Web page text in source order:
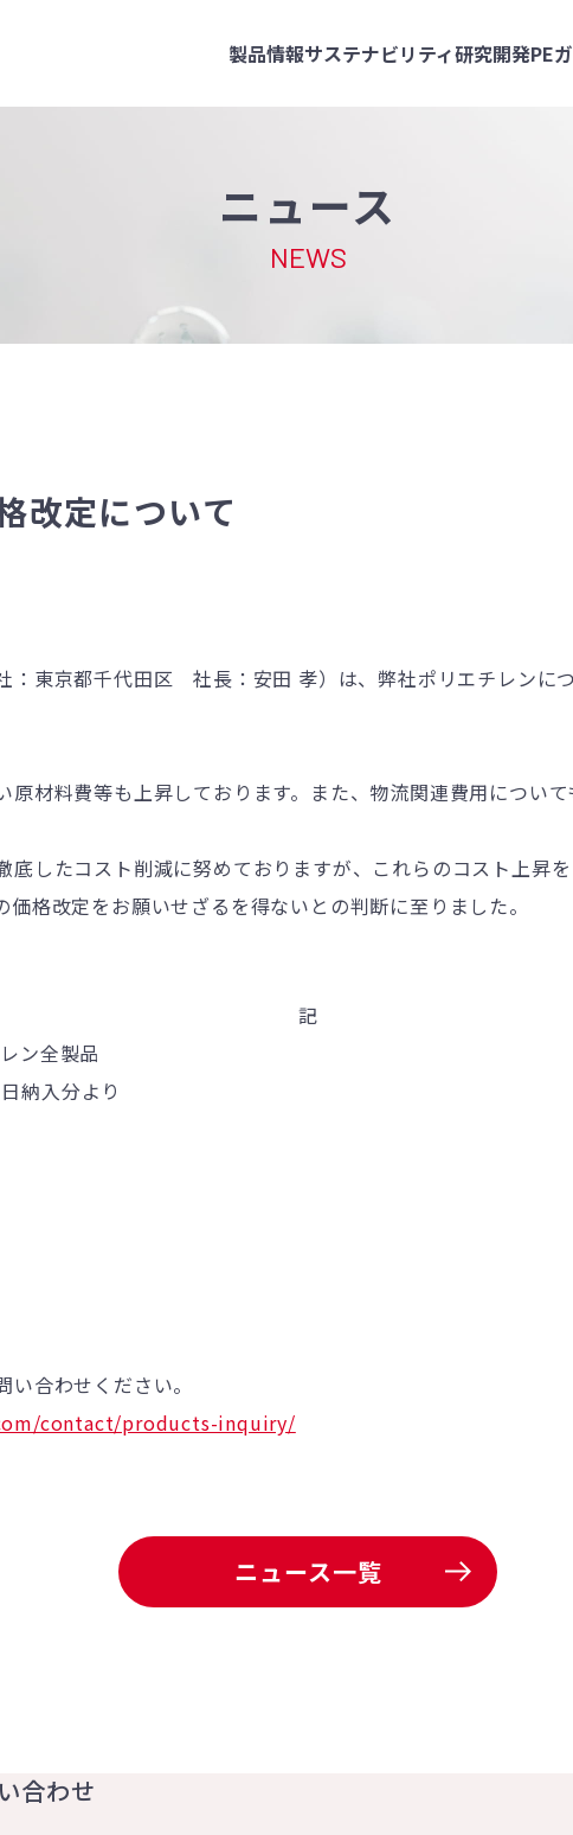
製品情報サステナビリティ研究開発PE
ニュース
NEWS
改定について
：東京都千代田区 社長：安田 孝）は、弊社ポリエチレンに
原材料費等も上昇しております。また、物流関連費用につい
底したコスト削減に努めておりますが、これらのコスト上昇
格改定をお願いせざるを得ないとの判断に至りました。
記
ン全製品
納入分より
合わせください。
contact/products-inquiry/
ニュース一覧
合わせ